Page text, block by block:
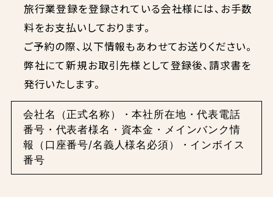
旅行業登録を登録されている会社様には、お手数
料をお支払いしております。
ご予約の際、以下情報もあわせてお送りください。
弊社にて新規お取引先様として登録後、請求書を
発行いたします。
会社名（正式名称）・本社所在地・代表電話
番号・代表者様名・資本金・メインバンク情
報（口座番号/名義人様名必須）・インボイス
番号